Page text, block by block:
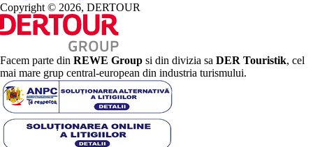
Copyright © 2026, DERTOUR
Facem parte din REWE Group si din divizia sa DER Touristik, cel
mai mare grup central-european din industria turismului.